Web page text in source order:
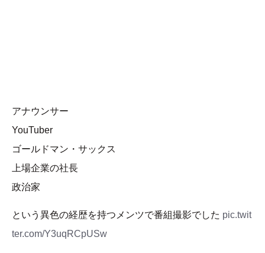
アナウンサー
YouTuber
ゴールドマン・サックス
上場企業の社長
政治家
という異色の経歴を持つメンツで番組撮影でした pic.twit
ter.com/Y3uqRCpUSw